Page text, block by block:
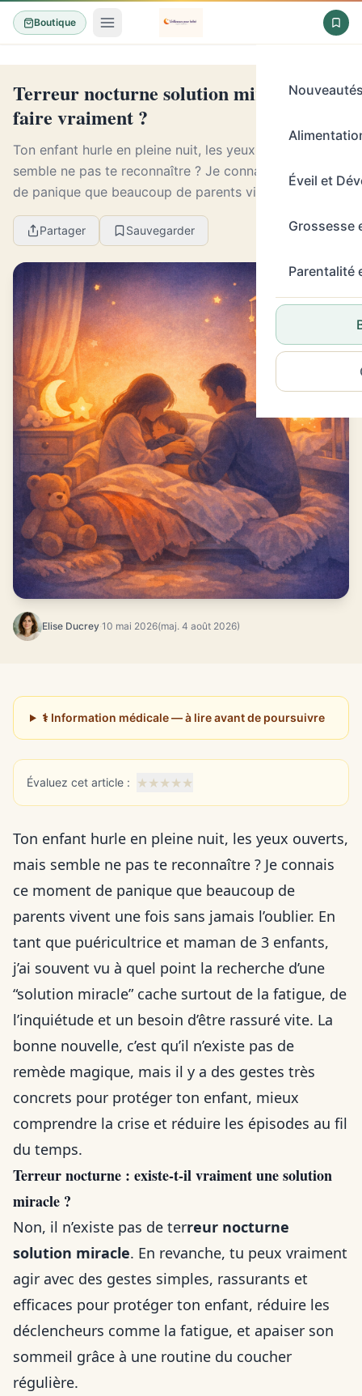
Boutique
Éveil et
Grossesse
Parentalité
Terreur nocturne solution miracle : que
faire vraiment ?
Ton enfant hurle en pleine nuit, les yeux ouverts, mais
semble ne pas te reconnaître ? Je connais ce moment
de panique que beaucoup de parents vivent une fois
sans jamais l’oublier. En tant que puéric...
Partager Sauvegarder
Elise Ducrey·10 mai 2026(maj. 4 août 2026)
⚕️ Information médicale — à lire avant de poursuivre
Évaluez cet article : ★★★★★
Ton enfant hurle en pleine nuit, les yeux ouverts,
mais semble ne pas te reconnaître ? Je connais
ce moment de panique que beaucoup de
parents vivent une fois sans jamais l’oublier. En
tant que puéricultrice et maman de 3 enfants,
j’ai souvent vu à quel point la recherche d’une
“solution miracle” cache surtout de la fatigue, de
l’inquiétude et un besoin d’être rassuré vite. La
bonne nouvelle, c’est qu’il n’existe pas de
remède magique, mais il y a des gestes très
concrets pour protéger ton enfant, mieux
comprendre la crise et réduire les épisodes au fil
du temps.
Terreur nocturne : existe-t-il vraiment une solution
miracle ?
Non, il n’existe pas de terreur nocturne
solution miracle. En revanche, tu peux vraiment
agir avec des gestes simples, rassurants et
efficaces pour protéger ton enfant, réduire les
déclencheurs comme la fatigue, et apaiser son
sommeil grâce à une routine du coucher
régulière.